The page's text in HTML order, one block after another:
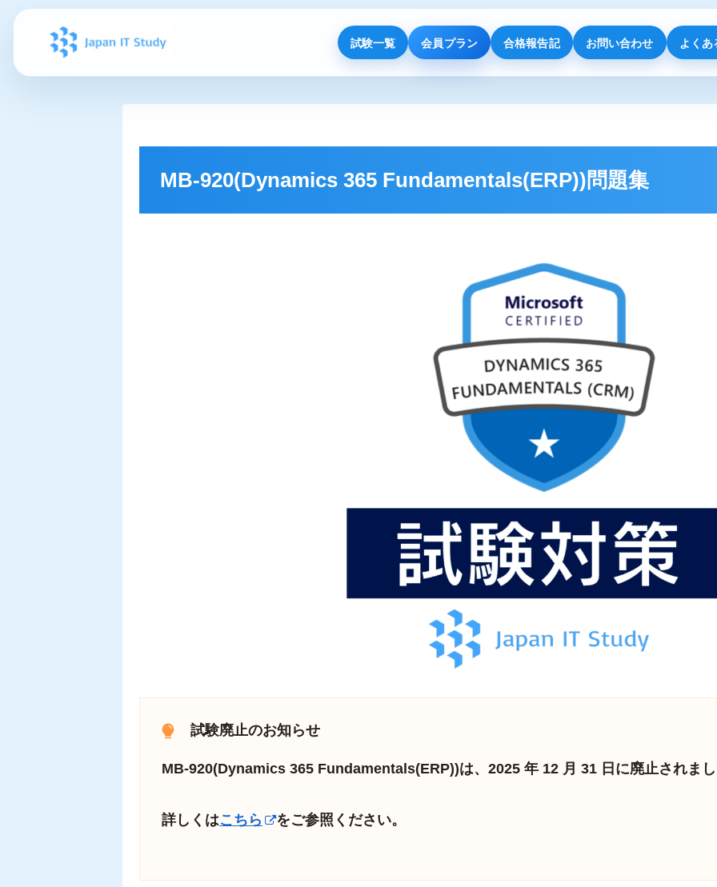
試験一覧 会員プラン 合格報告記 お問い合わせ よくあ
MB-920(Dynamics 365 Fundamentals(ERP))問題集
試験廃止のお知らせ
MB-920(Dynamics 365 Fundamentals(ERP))は、2025 年 12 月 31 日に廃止されま
詳しくはこちら をご参照ください。